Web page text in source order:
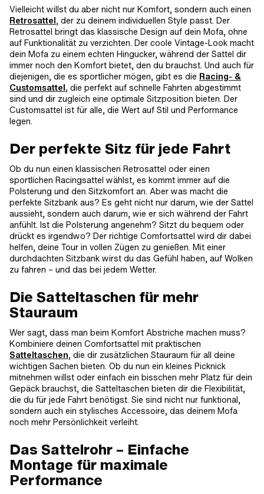
Vielleicht willst du aber nicht nur Komfort, sondern auch einen
Retrosattel, der zu deinem individuellen Style passt. Der
Retrosattel bringt das klassische Design auf dein Mofa, ohne
auf Funktionalität zu verzichten. Der coole Vintage-Look macht
dein Mofa zu einem echten Hingucker, während der Sattel dir
immer noch den Komfort bietet, den du brauchst. Und auch für
diejenigen, die es sportlicher mögen, gibt es die Racing- &
Customsattel, die perfekt auf schnelle Fahrten abgestimmt
sind und dir zugleich eine optimale Sitzposition bieten. Der
Customsattel ist für alle, die Wert auf Stil und Performance
legen.
Der perfekte Sitz für jede Fahrt
Ob du nun einen klassischen Retrosattel oder einen
sportlichen Racingsattel wählst, es kommt immer auf die
Polsterung und den Sitzkomfort an. Aber was macht die
perfekte Sitzbank aus? Es geht nicht nur darum, wie der Sattel
aussieht, sondern auch darum, wie er sich während der Fahrt
anfühlt. Ist die Polsterung angenehm? Sitzt du bequem oder
drückt es irgendwo? Der richtige Comfortsattel wird dir dabei
helfen, deine Tour in vollen Zügen zu genießen. Mit einer
durchdachten Sitzbank wirst du das Gefühl haben, auf Wolken
zu fahren – und das bei jedem Wetter.
Die Satteltaschen für mehr
Stauraum
Wer sagt, dass man beim Komfort Abstriche machen muss?
Kombiniere deinen Comfortsattel mit praktischen
Satteltaschen, die dir zusätzlichen Stauraum für all deine
wichtigen Sachen bieten. Ob du nun ein kleines Picknick
mitnehmen willst oder einfach ein bisschen mehr Platz für dein
Gepäck brauchst, die Satteltaschen bieten dir die Flexibilität,
die du für jede Fahrt benötigst. Sie sind nicht nur funktional,
sondern auch ein stylisches Accessoire, das deinem Mofa
noch mehr Persönlichkeit verleiht.
Das Sattelrohr – Einfache
Montage für maximale
Performance